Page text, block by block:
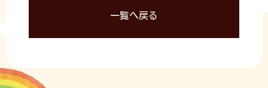
一覧へ戻る